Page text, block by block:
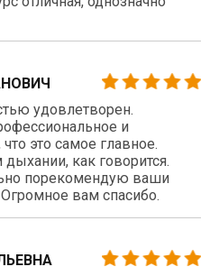
удовлетворен.
и
это самое главное.
как говорится.
порекомендую ваши
вам спасибо.